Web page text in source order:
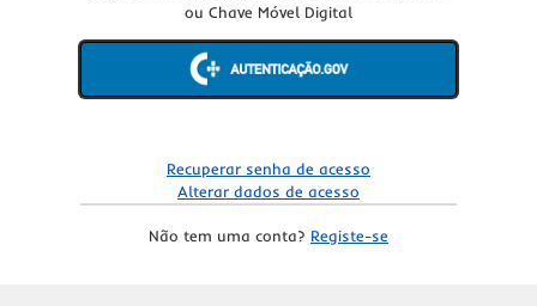
ou Chave Móvel Digital
Recuperar senha de acesso
Alterar dados de acesso
Não tem uma conta? Registe-se